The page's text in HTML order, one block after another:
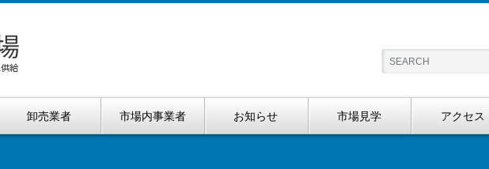
卸売業者 市場内事業者 お知らせ 市場見学 アクセス